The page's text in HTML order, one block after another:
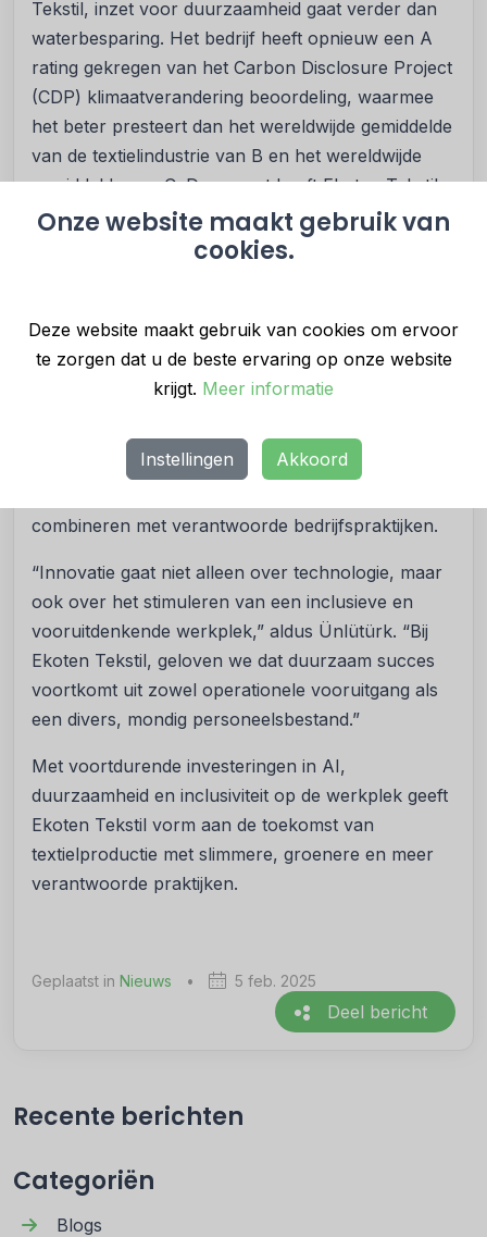
Onze website maakt gebruik van
cookies.
Deze website maakt gebruik van cookies om ervoor
te zorgen dat u de beste ervaring op onze website
krijgt. Meer informatie
Instellingen Akkoord
Tekstil, inzet voor duurzaamheid gaat verder dan
waterbesparing. Het bedrijf heeft opnieuw een A
rating gekregen van het Carbon Disclosure Project
(CDP) klimaatverandering beoordeling, waarmee
het beter presteert dan het wereldwijde gemiddelde
van de textielindustrie van B en het wereldwijde
gemiddelde van C. Daarnaast heeft Ekoten Tekstil
een A/Leadership rating gekregen in de CDP
Supplier Engagement Ranking, waarmee het bedrijf
toeleveringsketens.
Het bedrijf is ook voorstander van gender
belangrijke rol spelen in zowel leiderschap als
productie. Deze focus op inclusiviteit versterkt de
combineren met verantwoorde bedrijfspraktijken.
“Innovatie gaat niet alleen over technologie, maar
ook over het stimuleren van een inclusieve en
vooruitdenkende werkplek,” aldus Ünlütürk. “Bij
Ekoten Tekstil, geloven we dat duurzaam succes
voortkomt uit zowel operationele vooruitgang als
een divers, mondig personeelsbestand.”
Met voortdurende investeringen in AI,
duurzaamheid en inclusiviteit op de werkplek geeft
Ekoten Tekstil vorm aan de toekomst van
textielproductie met slimmere, groenere en meer
verantwoorde praktijken.
Geplaatst in Nieuws • 5 feb. 2025
Deel bericht
Recente berichten
Categoriën
Blogs